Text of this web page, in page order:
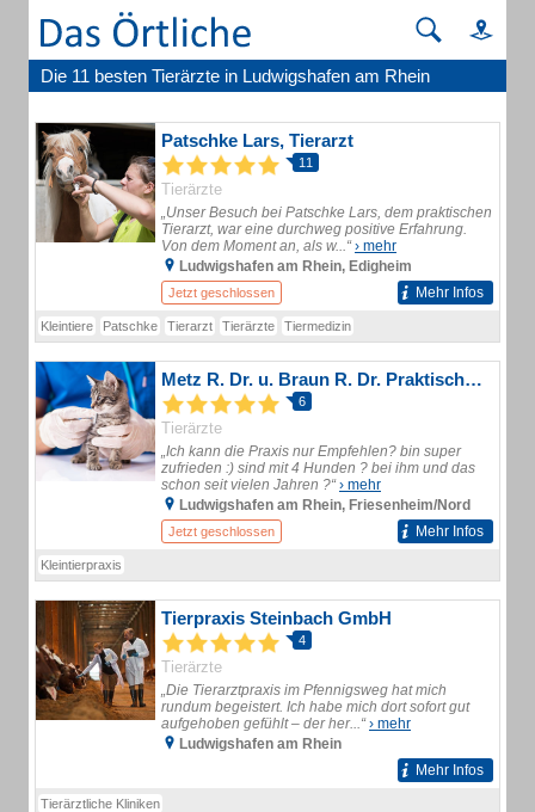
Die 11 besten Tierärzte in Ludwigshafen am Rhein
Patschke Lars, Tierarzt
11
Tierärzte
„Unser Besuch bei Patschke Lars, dem praktischen
Tierarzt, war eine durchweg positive Erfahrung.
Von dem Moment an, als w...“› mehr
Ludwigshafen am Rhein, Edigheim
Jetzt geschlossen Mehr Infos
Kleintiere Patschke Tierarzt Tierärzte Tiermedizin
Metz R. Dr. u. Braun R. Dr. Praktische Tierärzte
6
Tierärzte
„Ich kann die Praxis nur Empfehlen? bin super
zufrieden :) sind mit 4 Hunden ? bei ihm und das
schon seit vielen Jahren ?“› mehr
Ludwigshafen am Rhein, Friesenheim/Nord
Jetzt geschlossen Mehr Infos
Kleintierpraxis
Tierpraxis Steinbach GmbH
4
Tierärzte
„Die Tierarztpraxis im Pfennigsweg hat mich
rundum begeistert. Ich habe mich dort sofort gut
aufgehoben gefühlt – der her...“› mehr
Ludwigshafen am Rhein
Mehr Infos
Tierärztliche Kliniken